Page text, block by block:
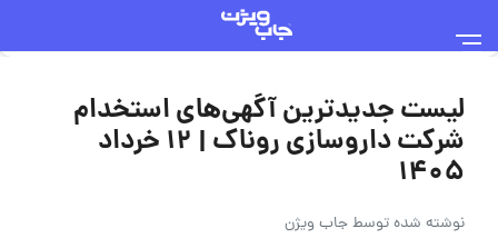
لیست جدیدترین آگهی‌های استخدام
شرکت داروسازی روناک | ۱۲ خرداد
۱۴۰۵
نوشته شده توسطجاب ویژن